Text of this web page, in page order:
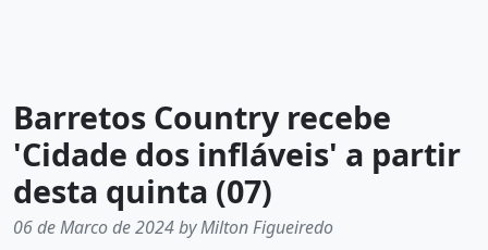
Barretos Country recebe
'Cidade dos infláveis' a partir
desta quinta (07)
06 de Marco de 2024 by Milton Figueiredo